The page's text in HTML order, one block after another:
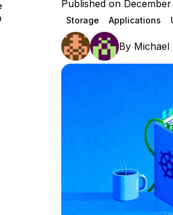
Published on December
Storage Applications
By Michael